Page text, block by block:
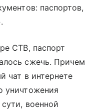
паспортов,
СТВ, паспорт
сжечь. Причем
чат в интернете
уничтожения
военной